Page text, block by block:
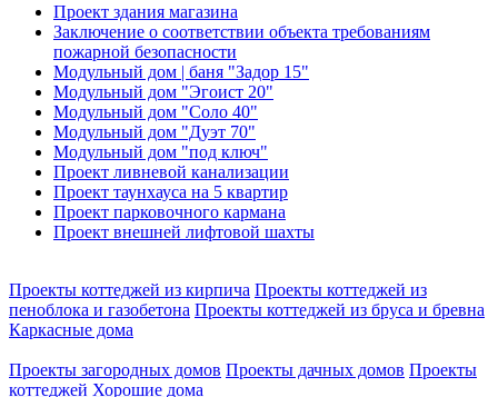
Проект здания магазина
Заключение о соответствии объекта требованиям
пожарной безопасности
Модульный дом | баня "Задор 15"
Модульный дом "Эгоист 20"
Модульный дом "Соло 40"
Модульный дом "Дуэт 70"
Модульный дом "под ключ"
Проект ливневой канализации
Проект таунхауса на 5 квартир
Проект парковочного кармана
Проект внешней лифтовой шахты
Проекты коттеджей из кирпича Проекты коттеджей из
пеноблока и газобетона Проекты коттеджей из бруса и бревна
Каркасные дома
Проекты загородных домов Проекты дачных домов Проекты
коттеджей Хорошие дома